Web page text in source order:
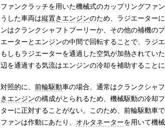
ファンクラッチを用いた機械式のカップリングファ
うした車両は縦置きエンジンのため、ラジエーター
ンはクランクシャフトプーリーか、その他の補機の
エーターとエンジンの中間で回転することで、ラジ
もしもラジエーターを通過した空気が加熱されてい
辺を通過する気流はエンジンの冷却を補助することに
対照的に、 前輪駆動車の場合、通常はクランクシャ
きエンジンの構成がとられるため、機械駆動の冷却
ターに正対することがない。このため、前輪駆動車
ファンは作動にあたり、 オルタネーターを用いて機